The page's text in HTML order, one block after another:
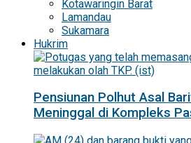
Kotawaringin Barat
Lamandau
Sukamara
Hukrim
Pensiunan Polhut Asal
Meninggal di Kompleks